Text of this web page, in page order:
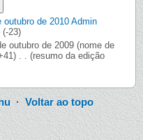
outubro de 2010Admin
(-23)
outubro de 2009 (nome de
(resumo da edição
·Voltar ao topo